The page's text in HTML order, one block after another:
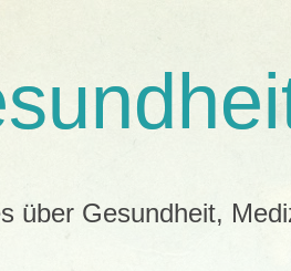
über Gesundheit,